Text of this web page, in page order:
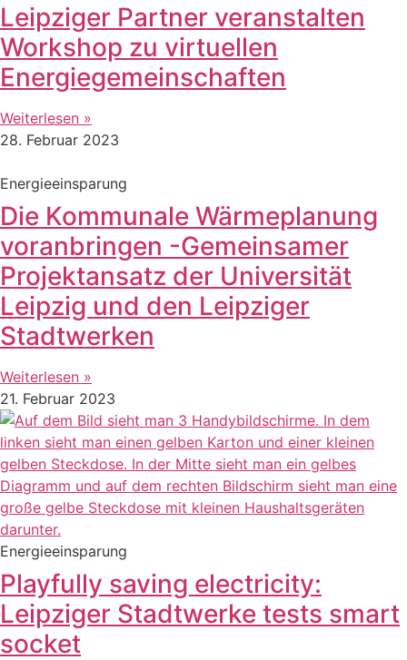
Leipziger Partner veranstalten
Workshop zu virtuellen
Energiegemeinschaften
Weiterlesen »
28. Februar 2023
Energieeinsparung
Die Kommunale Wärmeplanung
voranbringen -Gemeinsamer
Projektansatz der Universität
Leipzig und den Leipziger
Stadtwerken
Weiterlesen »
21. Februar 2023
Energieeinsparung
Playfully saving electricity:
Leipziger Stadtwerke tests smart
socket